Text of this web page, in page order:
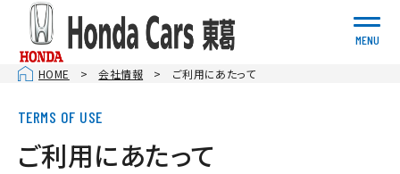
MENU
HOME 会社情報 ご利用にあたって
ご利用にあたって